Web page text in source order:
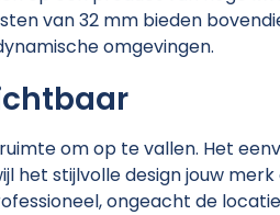
van 32 mm bieden
omgevingen.
om op te vallen. Het
het stijlvolle design jouw
ongeacht de